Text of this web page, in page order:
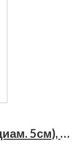
Мяч массажный Trives (диам. 5см), М-105